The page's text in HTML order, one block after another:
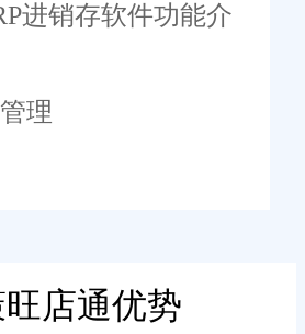
为复杂。为了满足
管理、优化资源的
进销存软件应运
介绍该类软件的主
销存软件功能介
理
销存软件能够高
时更新库存等，从
店通优势